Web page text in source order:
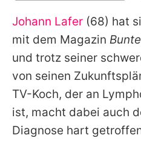
Alle Themen
App
Johann Lafer (68) hat
mit dem Magazin Bunte
und trotz seiner
von seinen
TV-Koch, der an
ist, macht dabei auch
Diagnose hart